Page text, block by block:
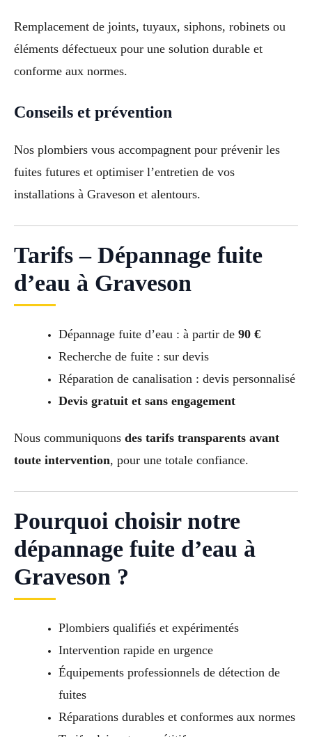
Remplacement de joints, tuyaux, siphons, robinets ou
éléments défectueux pour une solution durable et
conforme aux normes.
Conseils et prévention
Nos plombiers vous accompagnent pour prévenir les
fuites futures et optimiser l’entretien de vos
installations à Graveson et alentours.
Tarifs – Dépannage fuite
d’eau à Graveson
Dépannage fuite d’eau : à partir de 90 €
Recherche de fuite : sur devis
Réparation de canalisation : devis personnalisé
Devis gratuit et sans engagement
Nous communiquons des tarifs transparents avant
toute intervention, pour une totale confiance.
Pourquoi choisir notre
dépannage fuite d’eau à
Graveson ?
Plombiers qualifiés et expérimentés
Intervention rapide en urgence
Équipements professionnels de détection de
fuites
Réparations durables et conformes aux normes